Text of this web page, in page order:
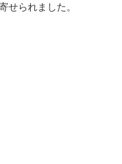
せられました。